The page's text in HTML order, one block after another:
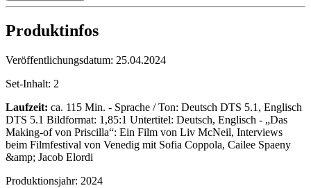
Produktinfos
Veröffentlichungsdatum: 25.04.2024
Set-Inhalt: 2
Laufzeit: ca. 115 Min. - Sprache / Ton: Deutsch DTS 5.1, Englisch
DTS 5.1 Bildformat: 1,85:1 Untertitel: Deutsch, Englisch - „Das
Making-of von Priscilla“: Ein Film von Liv McNeil, Interviews
beim Filmfestival von Venedig mit Sofia Coppola, Cailee Spaeny
&amp; Jacob Elordi
Produktionsjahr: 2024